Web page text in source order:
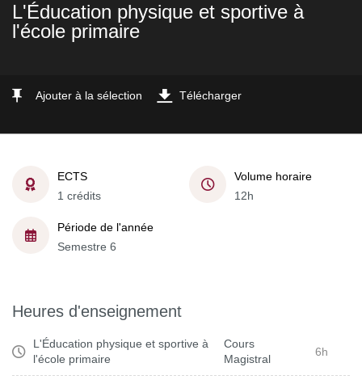
L'Éducation physique et sportive à
l'école primaire
Ajouter à la sélection Télécharger
ECTS
1 crédits
Volume horaire
12h
Période de l'année
Semestre 6
Heures d'enseignement
L'Éducation physique et sportive à
l'école primaire
Cours
Magistral
6h